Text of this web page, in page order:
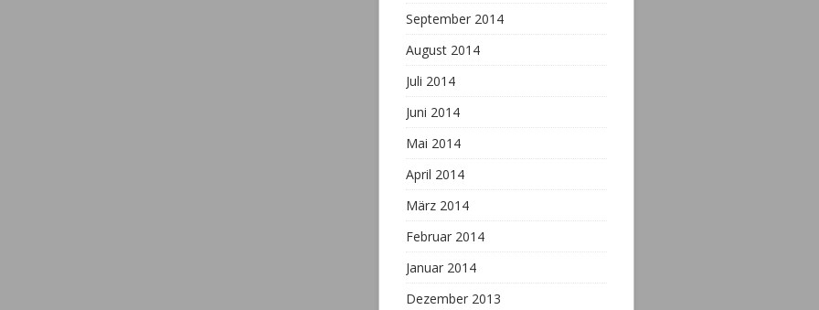
September 2014
August 2014
Juli 2014
Juni 2014
Mai 2014
April 2014
März 2014
Februar 2014
Januar 2014
Dezember 2013